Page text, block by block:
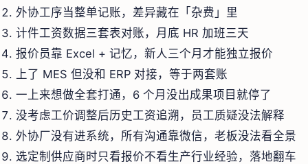
外协工序当整单记账，差异藏在「杂费」里
计件工资数据三套表对账，月底 HR 加班三天
报价员靠 Excel + 记忆，新人三个月才能独立报价
上了 MES 但没和 ERP 对接，等于两套账
一上来想做全套打通，6 个月没出成果项目就停了
没考虑工价调整后历史工资追溯，员工质疑没法解释
外协厂没有进系统，所有沟通靠微信，老板没法看全景
选定制供应商时只看报价不看生产行业经验，落地翻车